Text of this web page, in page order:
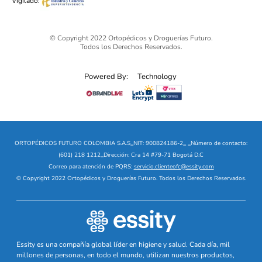
© Copyright 2022 Ortopédicos y Droguerías Futuro.
Todos los Derechos Reservados.
Powered By: Technology
ORTOPÉDICOS FUTURO COLOMBIA S.A.S_NIT: 900824186-2_ _Número de contacto:
(601) 218 1212_Dirección: Cra 14 #79-71 Bogotá D.C
Correo para atención de PQRS: servicio.clienteofc@essity.com
© Copyright 2022 Ortopédicos y Droguerías Futuro. Todos los Derechos Reservados.
Essity es una compañía global líder en higiene y salud. Cada día, mil
millones de personas, en todo el mundo, utilizan nuestros productos,